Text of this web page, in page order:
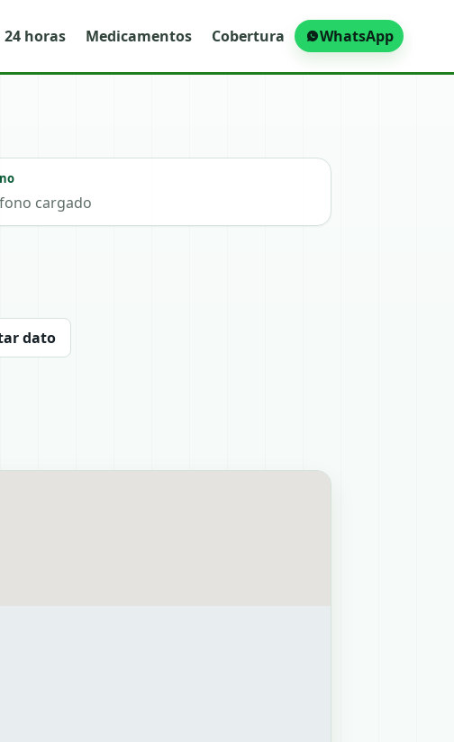
24 horas Medicamentos Cobertura WhatsApp
cargado
dato